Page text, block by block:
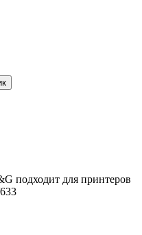
подходит для принтеров